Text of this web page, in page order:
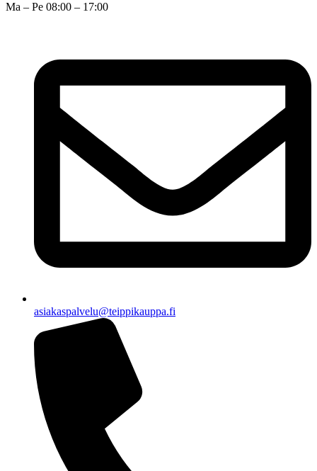
Ma – Pe 08:00 – 17:00
asiakaspalvelu@teippikauppa.fi